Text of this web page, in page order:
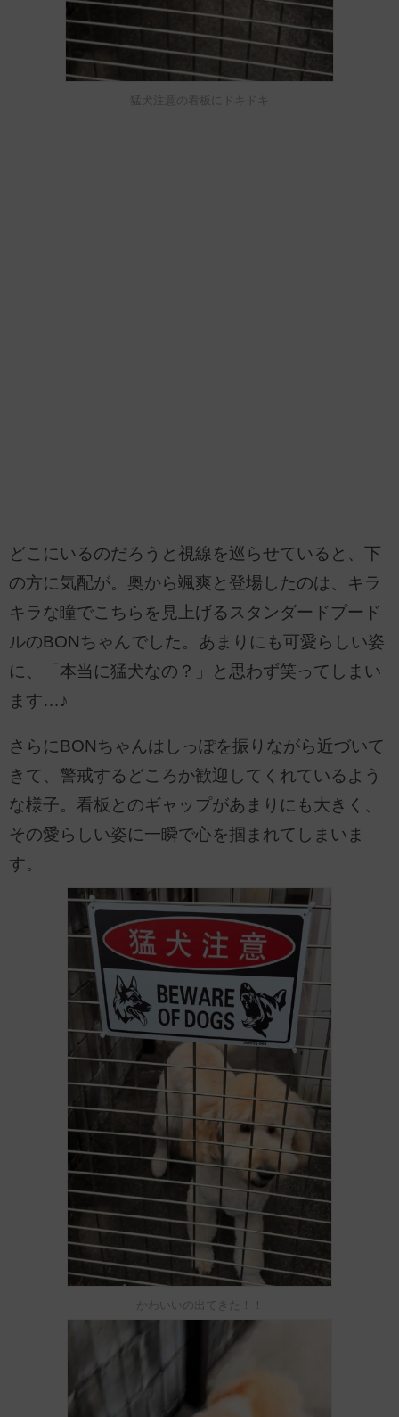
猛犬注意の看板にドキドキ
どこにいるのだろうと視線を巡らせていると、下
の方に気配が。奥から颯爽と登場したのは、キラ
キラな瞳でこちらを見上げるスタンダードプード
ルのBONちゃんでした。あまりにも可愛らしい姿
に、「本当に猛犬なの？」と思わず笑ってしまい
ます…♪
さらにBONちゃんはしっぽを振りながら近づいて
きて、警戒するどころか歓迎してくれているよう
な様子。看板とのギャップがあまりにも大きく、
その愛らしい姿に一瞬で心を掴まれてしまいま
す。
かわいいの出てきた！！